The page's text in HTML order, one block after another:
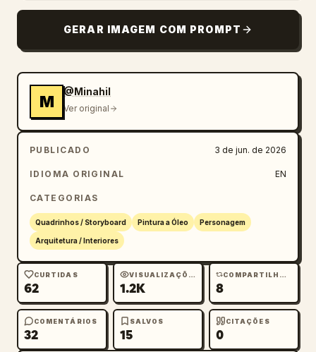
GERAR IMAGEM COM PROMPT
M
@Minahil
Ver original
PUBLICADO 3 de jun. de 2026
IDIOMA ORIGINAL EN
CATEGORIAS
Quadrinhos / Storyboard Pintura a Óleo Personagem
Arquitetura / Interiores
CURTIDAS
62
VISUALIZAÇÕES
1.2K
COMPARTILHAMENTOS
8
COMENTÁRIOS
32
SALVOS
15
CITAÇÕES
0